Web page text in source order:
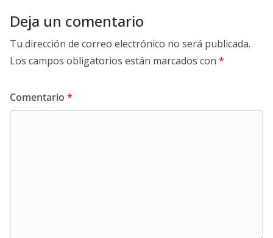
Deja un comentario
Tu dirección de correo electrónico no será publicada.
Los campos obligatorios están marcados con *
Comentario *